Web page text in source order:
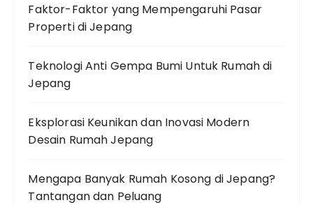
Faktor-Faktor yang Mempengaruhi Pasar
Properti di Jepang
Teknologi Anti Gempa Bumi Untuk Rumah di
Jepang
Eksplorasi Keunikan dan Inovasi Modern
Desain Rumah Jepang
Mengapa Banyak Rumah Kosong di Jepang?
Tantangan dan Peluang